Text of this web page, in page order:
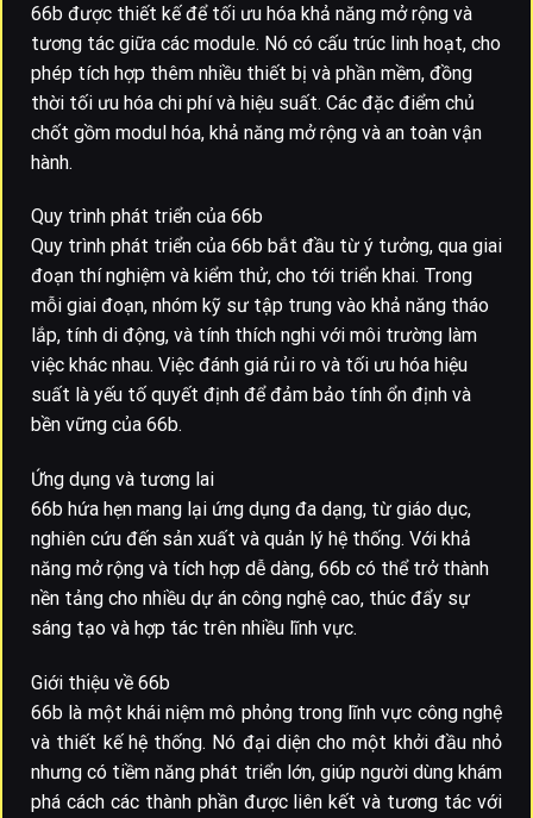
66b được thiết kế để tối ưu hóa khả năng mở rộng và
tương tác giữa các module. Nó có cấu trúc linh hoạt, cho
phép tích hợp thêm nhiều thiết bị và phần mềm, đồng
thời tối ưu hóa chi phí và hiệu suất. Các đặc điểm chủ
chốt gồm modul hóa, khả năng mở rộng và an toàn vận
hành.
Quy trình phát triển của 66b
Quy trình phát triển của 66b bắt đầu từ ý tưởng, qua giai
đoạn thí nghiệm và kiểm thử, cho tới triển khai. Trong
mỗi giai đoạn, nhóm kỹ sư tập trung vào khả năng tháo
lắp, tính di động, và tính thích nghi với môi trường làm
việc khác nhau. Việc đánh giá rủi ro và tối ưu hóa hiệu
suất là yếu tố quyết định để đảm bảo tính ổn định và
bền vững của 66b.
Ứng dụng và tương lai
66b hứa hẹn mang lại ứng dụng đa dạng, từ giáo dục,
nghiên cứu đến sản xuất và quản lý hệ thống. Với khả
năng mở rộng và tích hợp dễ dàng, 66b có thể trở thành
nền tảng cho nhiều dự án công nghệ cao, thúc đẩy sự
sáng tạo và hợp tác trên nhiều lĩnh vực.
Giới thiệu về 66b
66b là một khái niệm mô phỏng trong lĩnh vực công nghệ
và thiết kế hệ thống. Nó đại diện cho một khởi đầu nhỏ
nhưng có tiềm năng phát triển lớn, giúp người dùng khám
phá cách các thành phần được liên kết và tương tác với